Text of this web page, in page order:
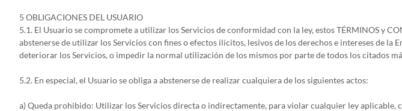
5 OBLIGACIONES DEL USUARIO
5.1. El Usuario se compromete a utilizar los Servicios de conformidad con la ley, estos TÉRMINOS y
abstenerse de utilizar los Servicios con fines o efectos ilícitos, lesivos de los derechos e intereses de
deteriorar los Servicios, o impedir la normal utilización de los mismos por parte de todos los citados
5.2. En especial, el Usuario se obliga a abstenerse de realizar cualquiera de los siguientes actos:
a) Queda prohibido: Utilizar los Servicios directa o indirectamente, para violar cualquier ley